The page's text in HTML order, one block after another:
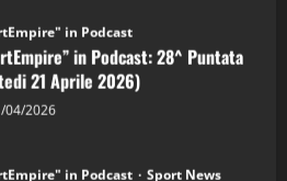
in Podcast: 28^ Puntata
21 Aprile 2026)
2026
in Podcast: 27^ Puntata